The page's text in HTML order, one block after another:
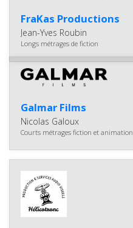
FraKas Productions
Jean-Yves Roubin
Longs métrages de fiction
Galmar Films
Nicolas Galoux
Courts métrages fiction et animation